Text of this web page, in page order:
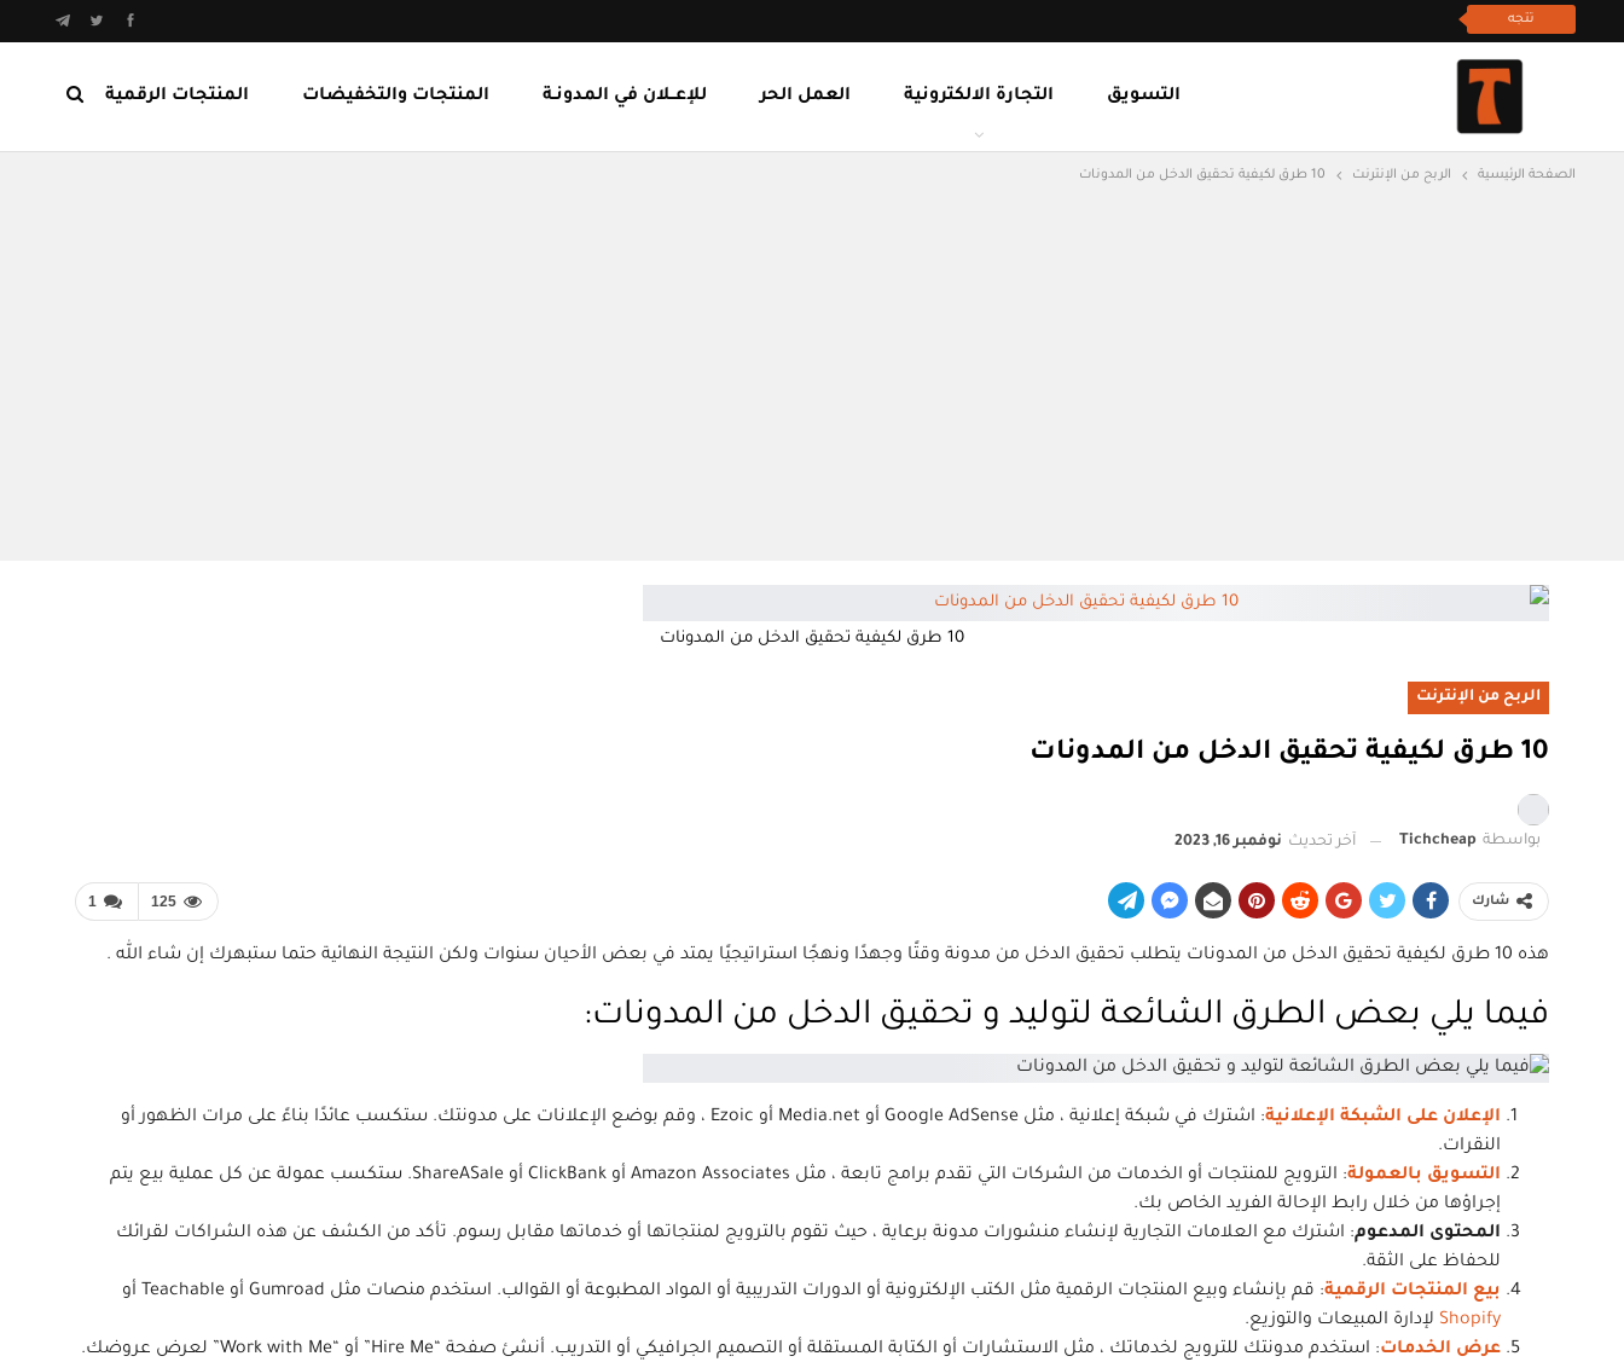
تتجه
المنتجات الرقمية المنتجات والتخفيضات للإعــلان في المدونـة العمل الحر التجارة الالكترونية التسويق
الصفحة الرئيسية الربح من الإنترنت 10 طرق لكيفية تحقيق الدخل من المدونات
10 طرق لكيفية تحقيق الدخل من المدونات
الربح من الإنترنت
10 طرق لكيفية تحقيق الدخل من المدونات
بواسطة Tichcheap آخر تحديث نوفمبر 16, 2023
1 125 شارك
هذه 10 طرق لكيفية تحقيق الدخل من المدونات يتطلب تحقيق الدخل من مدونة وقتًا وجهدًا ونهجًا استراتيجيًا يمتد في بعض الأحيان سنوات ولكن النتيجة النهائية حتما ستبهرك إن شاء الله .
فيما يلي بعض الطرق الشائعة لتوليد و تحقيق الدخل من المدونات:
الإعلان على الشبكة الإعلانية
: اشترك في شبكة إعلانية ، مثل Google AdSense أو Media.net أو Ezoic ، وقم بوضع الإعلانات على مدونتك. ستكسب عائدًا بناءً على مرات الظهور أو
النقرات.
التسويق بالعمولة
: الترويج للمنتجات أو الخدمات من الشركات التي تقدم برامج تابعة ، مثل Amazon Associates أو ClickBank أو ShareASale. ستكسب عمولة عن كل عملية بيع يتم
إجراؤها من خلال رابط الإحالة الفريد الخاص بك.
المحتوى المدعوم: اشترك مع العلامات التجارية لإنشاء منشورات مدونة برعاية ، حيث تقوم بالترويج لمنتجاتها أو خدماتها مقابل رسوم. تأكد من الكشف عن هذه الشراكات لقرائك
للحفاظ على الثقة.
بيع المنتجات الرقمية: قم بإنشاء وبيع المنتجات الرقمية مثل الكتب الإلكترونية أو الدورات التدريبية أو المواد المطبوعة أو القوالب. استخدم منصات مثل Gumroad أو Teachable أو
Shopify لإدارة المبيعات والتوزيع.
عرض الخدمات: استخدم مدونتك للترويج لخدماتك ، مثل الاستشارات أو الكتابة المستقلة أو التصميم الجرافيكي أو التدريب. أنشئ صفحة “Hire Me” أو “Work with Me” لعرض عروضك.